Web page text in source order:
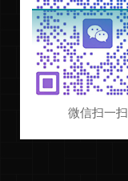
微信扫一扫